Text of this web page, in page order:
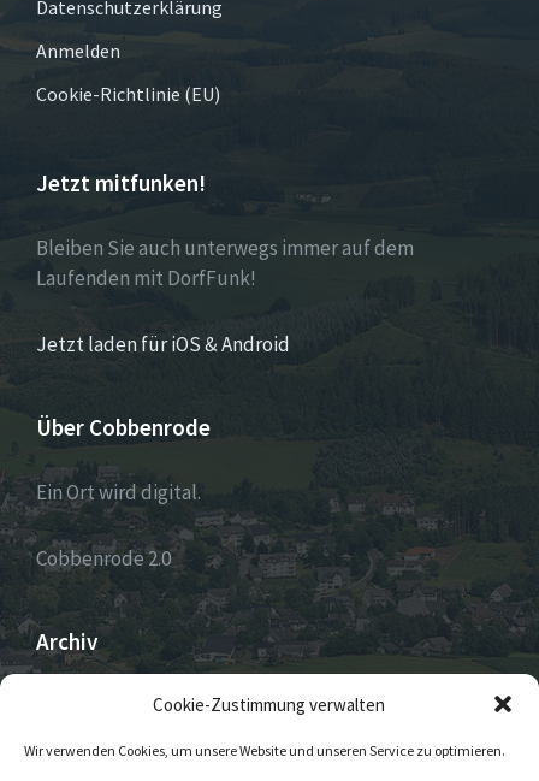
Cookie-Zustimmung verwalten
Wir verwenden Cookies, um unsere Website und unseren Service zu optimieren.
Datenschutzerklärung
Anmelden
Cookie-Richtlinie (EU)
Jetzt mitfunken!
Bleiben Sie auch unterwegs immer auf dem
Laufenden mit DorfFunk!
Jetzt laden für iOS & Android
Über Cobbenrode
Ein Ort wird digital.
Cobbenrode 2.0
Archiv